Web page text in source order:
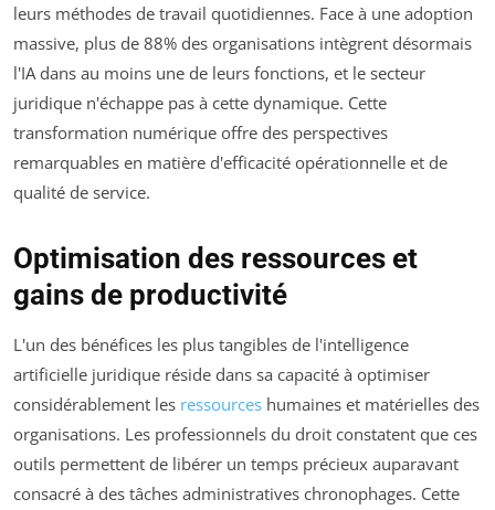
leurs méthodes de travail quotidiennes. Face à une adoption
massive, plus de 88% des organisations intègrent désormais
l'IA dans au moins une de leurs fonctions, et le secteur
juridique n'échappe pas à cette dynamique. Cette
transformation numérique offre des perspectives
remarquables en matière d'efficacité opérationnelle et de
qualité de service.
Optimisation des ressources et
gains de productivité
L'un des bénéfices les plus tangibles de l'intelligence
artificielle juridique réside dans sa capacité à optimiser
considérablement les ressources humaines et matérielles des
organisations. Les professionnels du droit constatent que ces
outils permettent de libérer un temps précieux auparavant
consacré à des tâches administratives chronophages. Cette